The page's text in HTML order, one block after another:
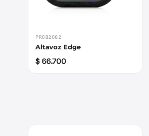
PROB2082
Altavoz Edge
$ 66.700